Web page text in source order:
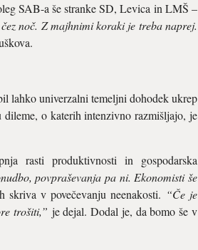
SAB-a še stranke SD, Levica in LMŠ –
noč. Z majhnimi koraki je treba naprej.
lahko univerzalni temeljni dohodek ukrep
dileme, o katerih intenzivno razmišljajo, je
rasti produktivnosti in gospodarska
povpraševanja pa ni. Ekonomisti še
skriva v povečevanju neenakosti. “Če je
trošiti,” je dejal. Dodal je, da bomo še v